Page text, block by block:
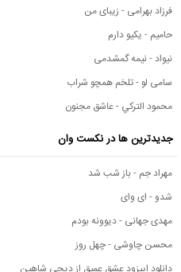
فرزاد بهرامی - زیبای من
حامیم - یکیو دارم
نیواد - نیمه گمشدمی
سامی لو - تلخم همچو شراب
محمود التركي - عاشق مجنون
جدیدترین ها در نکست وان
مهراد جم - باز شب شد
شدو - ای وای
مهدی جهانی - دیوونه بودم
محسن چاوشی - چهل روز
دانلود اپیزود عشق عمیق از دیجی شاهین